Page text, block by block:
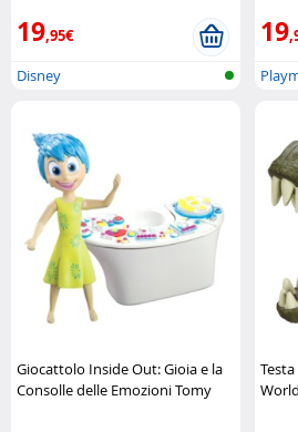
19,95€
Disney
19
Giocattolo Inside Out: Gioia e la
Consolle delle Emozioni Tomy